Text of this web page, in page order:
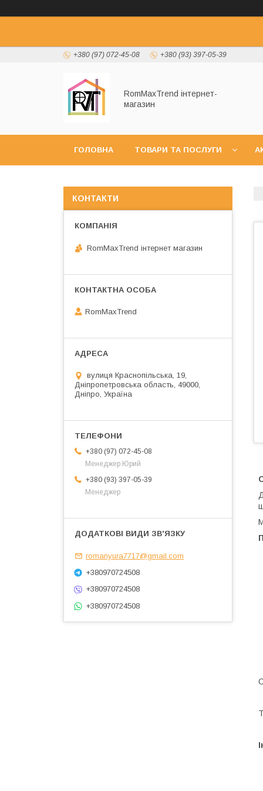
+380 (97) 072-45-08 +380 (93) 397-05-39
RomMaxTrend інтернет-
магазин
ГОЛОВНА ТОВАРИ ТА ПОСЛУГИ
КОНТАКТИ
RomMaxTrend інтернет магазин
RomMaxTrend
вулиця Краснопільська, 19,
Дніпропетровська область, 49000,
Дніпро, Україна
+380 (97) 072-45-08
Менеджер Юрий
+380 (93) 397-05-39
Менеджер
romanyura7717@gmail.com
+380970724508
+380970724508
+380970724508